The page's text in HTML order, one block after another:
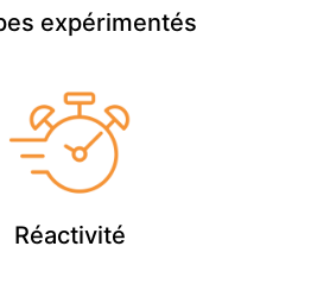
expérimentés
Réactivité